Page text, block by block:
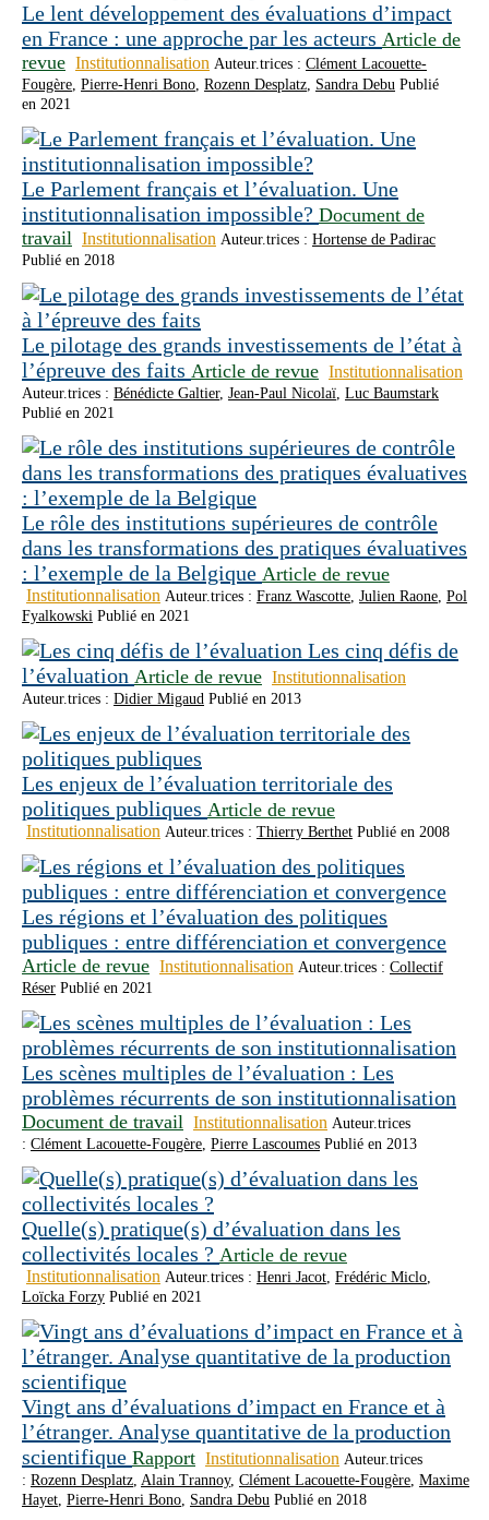
Le lent développement des évaluations d’impact
en France : une approche par les acteurs Article de
revue Institutionnalisation Auteur.trices : Clément Lacouette-
Fougère, Pierre-Henri Bono, Rozenn Desplatz, Sandra Debu Publié
en 2021
Le Parlement français et l’évaluation. Une
institutionnalisation impossible? Document de
travail Institutionnalisation Auteur.trices : Hortense de Padirac
Publié en 2018
Le pilotage des grands investissements de l’état à
l’épreuve des faits Article de revue Institutionnalisation
Auteur.trices : Bénédicte Galtier, Jean-Paul Nicolaï, Luc Baumstark
Publié en 2021
Le rôle des institutions supérieures de contrôle
dans les transformations des pratiques évaluatives
: l’exemple de la Belgique Article de revue
Institutionnalisation Auteur.trices : Franz Wascotte, Julien Raone, Pol
Fyalkowski Publié en 2021
Les cinq défis de
l’évaluation Article de revue Institutionnalisation
Auteur.trices : Didier Migaud Publié en 2013
Les enjeux de l’évaluation territoriale des
politiques publiques Article de revue
Institutionnalisation Auteur.trices : Thierry Berthet Publié en 2008
Les régions et l’évaluation des politiques
publiques : entre différenciation et convergence
Article de revue Institutionnalisation Auteur.trices : Collectif
Réser Publié en 2021
Les scènes multiples de l’évaluation : Les
problèmes récurrents de son institutionnalisation
Document de travail Institutionnalisation Auteur.trices
: Clément Lacouette-Fougère, Pierre Lascoumes Publié en 2013
Quelle(s) pratique(s) d’évaluation dans les
collectivités locales ? Article de revue
Institutionnalisation Auteur.trices : Henri Jacot, Frédéric Miclo,
Loïcka Forzy Publié en 2021
Vingt ans d’évaluations d’impact en France et à
l’étranger. Analyse quantitative de la production
scientifique Rapport Institutionnalisation Auteur.trices
: Rozenn Desplatz, Alain Trannoy, Clément Lacouette-Fougère, Maxime
Hayet, Pierre-Henri Bono, Sandra Debu Publié en 2018